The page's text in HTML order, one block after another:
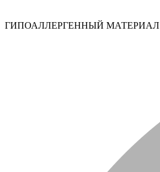
ГИПОАЛЛЕРГЕННЫЙ МАТЕРИАЛ